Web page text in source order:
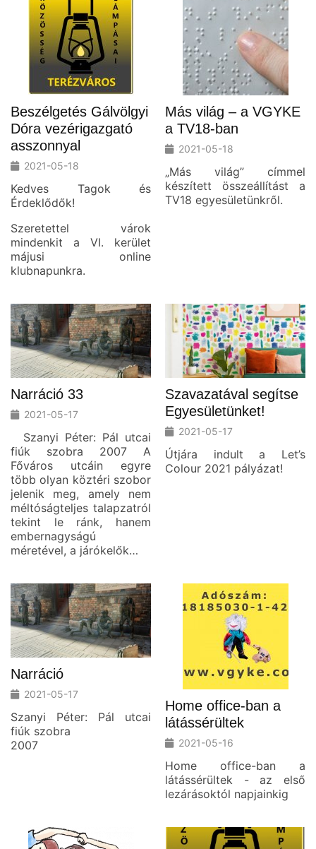
Beszélgetés Gálvölgyi
Dóra vezérigazgató
asszonnyal
2021-05-18
Kedves Tagok és
Érdeklődők!
Szeretettel várok
mindenkit a VI. kerület
májusi online
klubnapunkra.
Más világ – a VGYKE
a TV18-ban
2021-05-18
„Más világ” címmel
készített összeállítást a
TV18 egyesületünkről.
Narráció 33
2021-05-17
Szanyi Péter: Pál utcai
fiúk szobra 2007 A
Főváros utcáin egyre
több olyan köztéri szobor
jelenik meg, amely nem
méltóságteljes talapzatról
tekint le ránk, hanem
embernagyságú
méretével, a járókelők…
Szavazatával segítse
Egyesületünket!
2021-05-17
Útjára indult a Let’s
Colour 2021 pályázat!
Narráció
2021-05-17
Szanyi Péter: Pál utcai
fiúk szobra
2007
Home office-ban a
látássérültek
2021-05-16
Home office-ban a
látássérültek - az első
lezárásoktól napjainkig